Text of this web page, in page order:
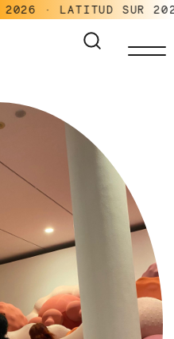
· LATITUD SUR